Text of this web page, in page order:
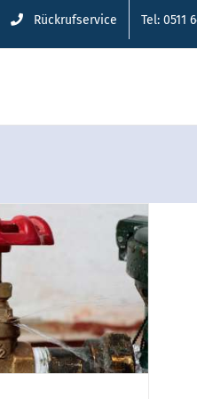
Rückrufservice Tel: 0511